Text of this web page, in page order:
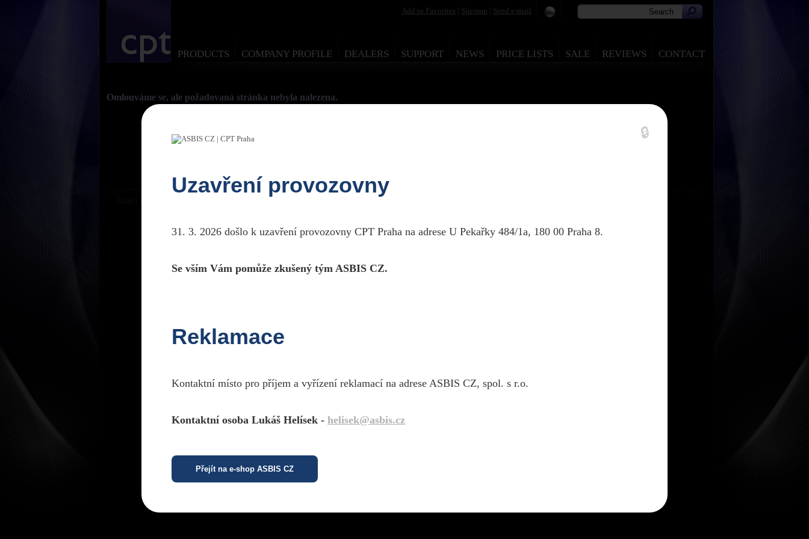
PRODUCTS COMPANY PROFILE DEALERS SUPPORT NEWS PRICE LISTS SALE REVIEWS CONTACT
Add to Favorites Sitemap Send e-mail
🔒
Uzavření provozovny
31. 3. 2026 došlo k uzavření provozovny CPT Praha na adrese U Pekařky 484/1a, 180 00 Praha 8.
Se vším Vám pomůže zkušený tým ASBIS CZ.
Reklamace
Kontaktní místo pro příjem a vyřízení reklamací na adrese ASBIS CZ, spol. s r.o.
Kontaktní osoba Lukáš Helísek -helisek@asbis.cz
Přejít na e-shop ASBIS CZ
Omlouváme se, ale požadovaná stránka nebyla nalezena.